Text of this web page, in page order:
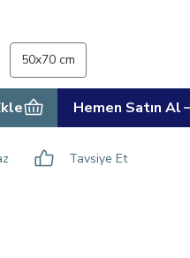
50x70 cm
Hemen Satın Al
Tavsiye Et